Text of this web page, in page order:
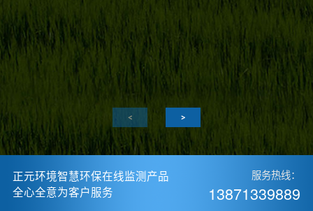
正元环境智慧环保在线监测产品
全心全意为客户服务
服务热线：
13871339889